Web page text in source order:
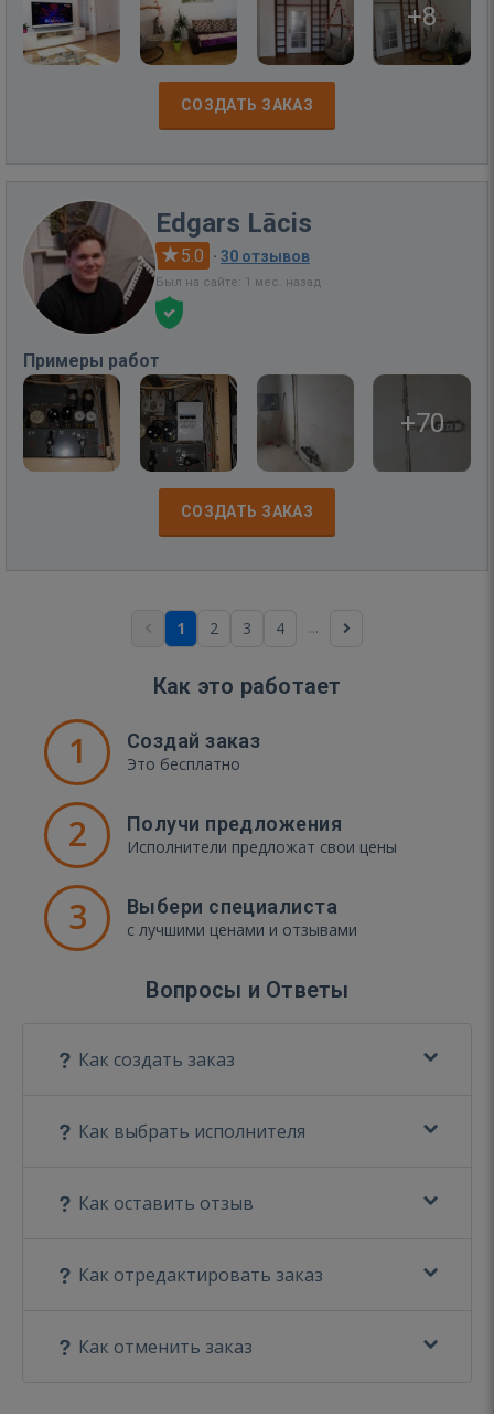
+8
СОЗДАТЬ ЗАКАЗ
Edgars Lācis
5.0 · 30 отзывов
Был на сайте: 1 мес. назад
Примеры работ
+70
СОЗДАТЬ ЗАКАЗ
1 2 3 4 ...
Как это работает
1 Создай заказ
Это бесплатно
2 Получи предложения
Исполнители предложат свои цены
3 Выбери специалиста
с лучшими ценами и отзывами
Вопросы и Ответы
Как создать заказ
Как выбрать исполнителя
Как оставить отзыв
Как отредактировать заказ
Как отменить заказ